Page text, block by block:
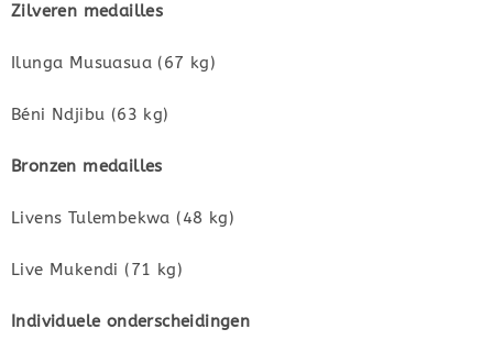
Zilveren medailles
Ilunga Musuasua (67 kg)
Béni Ndjibu (63 kg)
Bronzen medailles
Livens Tulembekwa (48 kg)
Live Mukendi (71 kg)
Individuele onderscheidingen